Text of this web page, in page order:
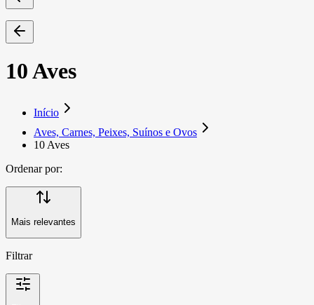
10 Aves
Início
Aves, Carnes, Peixes, Suínos e Ovos
10 Aves
Ordenar por:
Mais relevantes
Filtrar